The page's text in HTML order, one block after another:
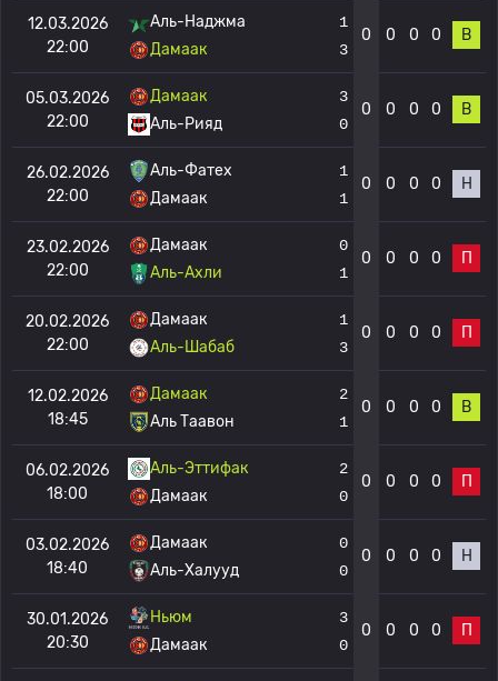
12.03.2026
22:00
Аль-Наджма
Дамаак
1
3
0 0 0 0 В
05.03.2026
22:00
Дамаак
Аль-Рияд
3
0
0 0 0 0 В
26.02.2026
22:00
Аль-Фатех
Дамаак
1
1
0 0 0 0 Н
23.02.2026
22:00
Дамаак
Аль-Ахли
0
1
0 0 0 0 П
20.02.2026
22:00
Дамаак
Аль-Шабаб
1
3
0 0 0 0 П
12.02.2026
18:45
Дамаак
Аль Таавон
2
1
0 0 0 0 В
06.02.2026
18:00
Аль-Эттифак
Дамаак
2
0
0 0 0 0 П
03.02.2026
18:40
Дамаак
Аль-Халууд
0
0
0 0 0 0 Н
30.01.2026
20:30
Ньюм
Дамаак
3
0
0 0 0 0 П